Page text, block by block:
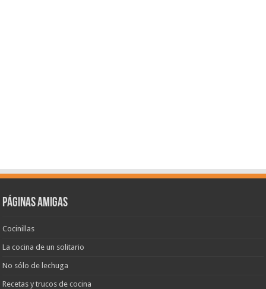
Páginas amigas
Cocinillas
La cocina de un solitario
No sólo de lechuga
Recetas y trucos de cocina